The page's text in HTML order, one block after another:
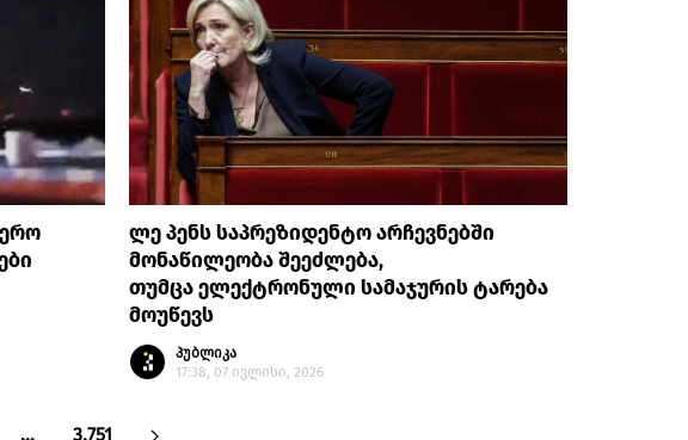
ლე პენს საპრეზიდენტო არჩევნებში
მონაწილეობა შეეძლება,
თუმცა ელექტრონული სამაჯურის ტარება
მოუწევს
პუბლიკა
17:38, 07 ივლისი, 2026
… 3,751